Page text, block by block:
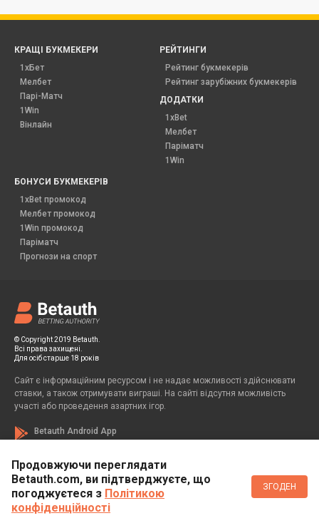
Продовжуючи переглядати
Betauth.com, ви підтверджуєте, що
погоджуєтеся з Політикою
конфіденційності
ЗГОДЕН
© Copyright 2019 Betauth.
Всі права захищені.
Для осіб старше 18 років
Сайт є інформаційним ресурсом і не надає можливості здійснювати
ставки, а також отримувати виграші. На сайті відсутня можливість
участі або проведення азартних ігор.
Betauth Android App
КРАЩІ БУКМЕКЕРИ
1хБет
Мелбет
Парі-Матч
1Win
Вінлайн
РЕЙТИНГИ
Рейтинг букмекерів
Рейтинг зарубіжних букмекерів
ДОДАТКИ
1xBet
Мелбет
Паріматч
1Win
БОНУСИ БУКМЕКЕРІВ
1xBet промокод
Мелбет промокод
1Win промокод
Паріматч
Прогнози на спорт
Если вы заметили у себя признаки зависимости от азартных игр, вы
всегда можете обратиться за помощью к специалисту: